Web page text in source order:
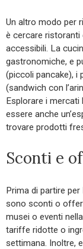
Un altro modo per
è cercare
accessibili. La
gastronomiche, e
(piccoli pancake), i
(sandwich con
Esplorare i mercati
essere anche
trovare prodotti
Sconti e
Prima di partire per
sono sconti o
musei o eventi
tariffe ridotte o
settimana. Inoltre,